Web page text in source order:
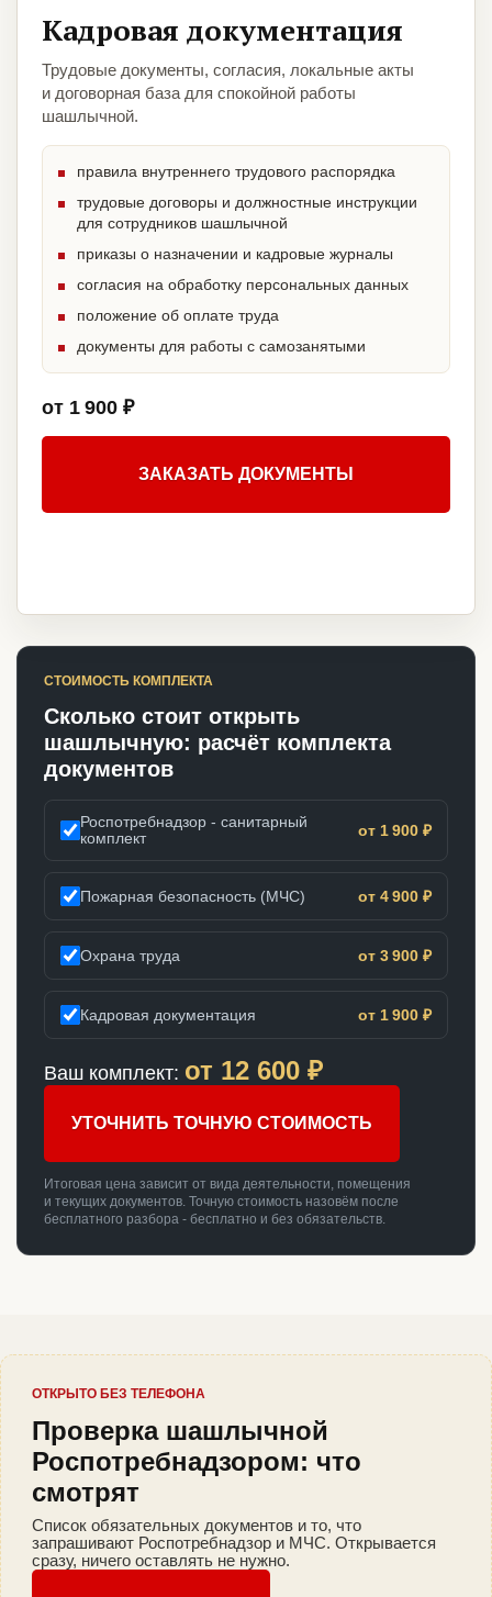
Кадровая документация
Трудовые документы, согласия, локальные акты
и договорная база для спокойной работы
шашлычной.
правила внутреннего трудового распорядка
трудовые договоры и должностные инструкции
для сотрудников шашлычной
приказы о назначении и кадровые журналы
согласия на обработку персональных данных
положение об оплате труда
документы для работы с самозанятыми
от 1 900 ₽
ЗАКАЗАТЬ ДОКУМЕНТЫ
СТОИМОСТЬ КОМПЛЕКТА
Сколько стоит открыть
шашлычную: расчёт комплекта
документов
Роспотребнадзор - санитарный
комплект
от 1 900 ₽
Пожарная безопасность (МЧС) от 4 900 ₽
Охрана труда от 3 900 ₽
Кадровая документация от 1 900 ₽
Ваш комплект: от 12 600 ₽
УТОЧНИТЬ ТОЧНУЮ СТОИМОСТЬ
Итоговая цена зависит от вида деятельности, помещения
и текущих документов. Точную стоимость назовём после
бесплатного разбора - бесплатно и без обязательств.
ОТКРЫТО БЕЗ ТЕЛЕФОНА
Проверка шашлычной
Роспотребнадзором: что
смотрят
Список обязательных документов и то, что
запрашивают Роспотребнадзор и МЧС. Открывается
сразу, ничего оставлять не нужно.